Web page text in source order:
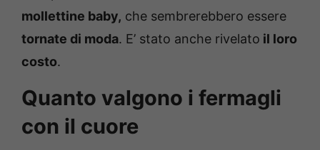
mollettine baby, che sembrerebbero essere
tornate di moda. E’ stato anche rivelato il loro
costo.
Quanto valgono i fermagli
con il cuore